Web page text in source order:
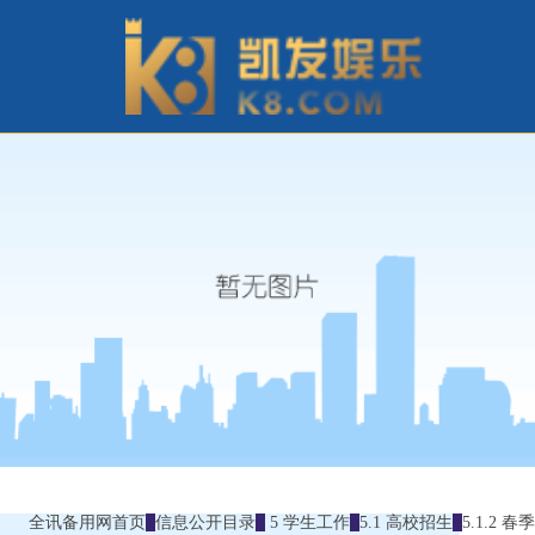
全讯备用网首页 信息公开目录 5 学生工作 5.1 高校招生 5.1.2 春季